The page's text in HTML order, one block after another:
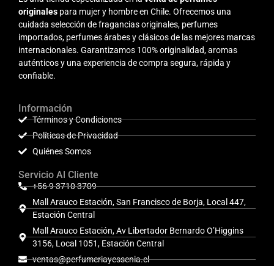
originales para mujer y hombre en Chile. Ofrecemos una
cuidada selección de fragancias originales, perfumes
importados, perfumes árabes y clásicos de las mejores marcas
internacionales. Garantizamos 100% originalidad, aromas
auténticos y una experiencia de compra segura, rápida y
confiable.
Información
Términos y Condiciones
Políticas de Privacidad
Quiénes Somos
Servicio Al Cliente
+56 9 3710 3709
Mall Arauco Estación, San Francisco de Borja, Local 447,
Estación Central
Mall Arauco Estación, Av Libertador Bernardo O’Higgins
3156, Local 1051, Estación Central
ventas@perfumeriayessenia.cl